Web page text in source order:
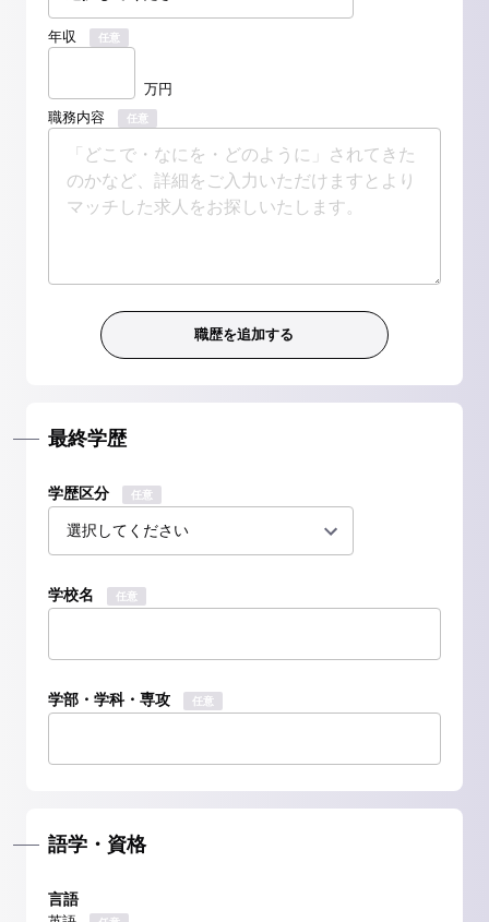
年収 任意
万円
職務内容
任意
最終学歴
学歴区分 任意
学校名 任意
学部・学科・専攻 任意
語学・資格
言語